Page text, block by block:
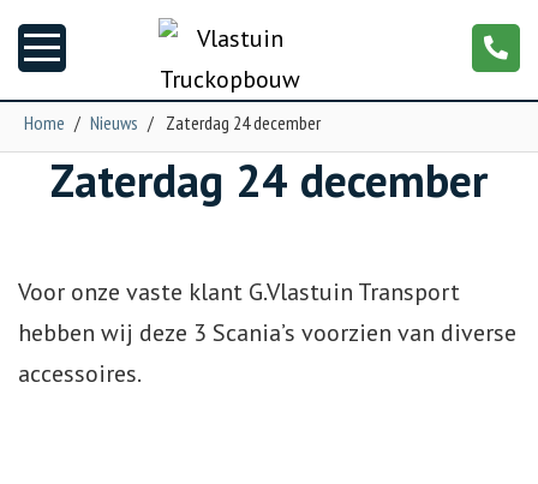
Nieuws
Trailers
Home / Nieuws / Zaterdag 24 december
Zaterdag 24 december
Voor onze vaste klant G.Vlastuin Transport
hebben wij deze 3 Scania’s voorzien van diverse
accessoires.